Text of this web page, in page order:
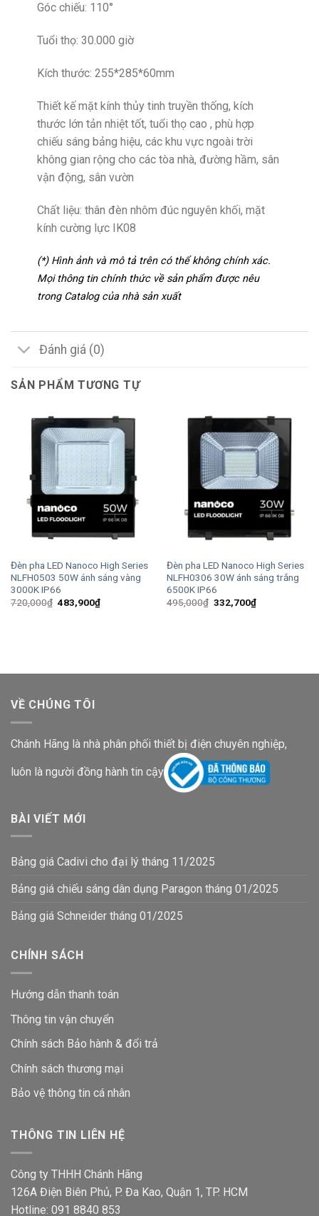
Góc chiếu: 110°
Tuổi thọ: 30.000 giờ
Kích thước: 255*285*60mm
Thiết kế mặt kính thủy tinh truyền thống, kích
thước lớn tản nhiệt tốt, tuổi thọ cao , phù hợp
chiếu sáng bảng hiệu, các khu vực ngoài trời
không gian rộng cho các tòa nhà, đường hầm, sân
vận động, sân vườn
Chất liệu: thân đèn nhôm đúc nguyên khối, mặt
kính cường lực IK08
(*) Hình ảnh và mô tả trên có thể không chính xác.
Mọi thông tin chính thức về sản phẩm được nêu
trong Catalog của nhà sản xuất
Đánh giá (0)
SẢN PHẨM TƯƠNG TỰ
Đèn pha LED Nanoco High Series
NLFH0503 50W ánh sáng vàng
3000K IP66
720,000₫ Giá
483,900₫Giá
hiện
Đèn pha LED Nanoco High Series
NLFH0306 30W ánh sáng trắng
6500K IP66
495,000₫ Giá
332,700₫Giá
hiện
VỀ CHÚNG TÔI
Chánh Hãng là nhà phân phối thiết bị điện chuyên nghiệp,
luôn là người đồng hành tin cậy
BÀI VIẾT MỚI
Bảng giá Cadivi cho đại lý tháng 11/2025
Bảng giá chiếu sáng dân dụng Paragon tháng 01/2025
Bảng giá Schneider tháng 01/2025
CHÍNH SÁCH
Hướng dẫn thanh toán
Thông tin vận chuyển
Chính sách Bảo hành & đổi trả
Chính sách thương mại
Bảo vệ thông tin cá nhân
THÔNG TIN LIÊN HỆ
Công ty THHH Chánh Hãng
126A Điện Biên Phủ, P. Đa Kao, Quận 1, TP. HCM
Hotline: 091 8840 853